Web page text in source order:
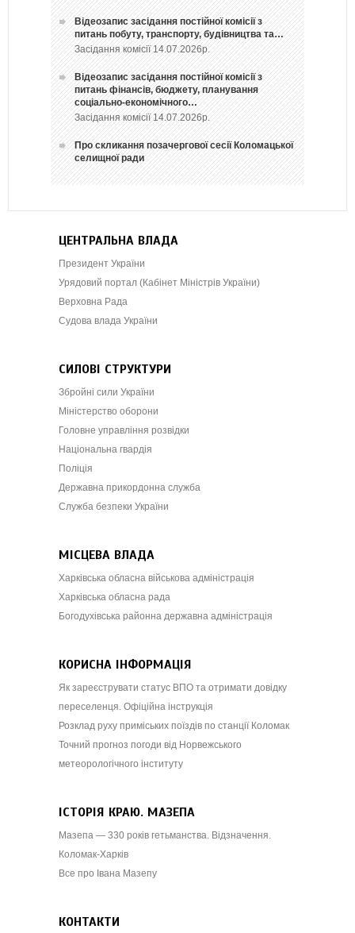
Відеозапис засідання постійної комісії з
питань побуту, транспорту, будівництва та…
Засідання комісії 14.07.2026р.
Відеозапис засідання постійної комісії з
питань фінансів, бюджету, планування
соціально-економічного…
Засідання комісії 14.07.2026р.
Про скликання позачергової сесії Коломацької
селищної ради
ЦЕНТРАЛЬНА ВЛАДА
Президент України
Урядовий портал (Кабінет Міністрів України)
Верховна Рада
Судова влада України
СИЛОВІ СТРУКТУРИ
Збройні сили України
Міністерство оборони
Головне управління розвідки
Національна гвардія
Поліція
Державна прикордонна служба
Служба безпеки України
МІСЦЕВА ВЛАДА
Харківська обласна військова адміністрація
Харківська обласна рада
Богодухівська районна державна адміністрація
КОРИСНА ІНФОРМАЦІЯ
Як зареєструвати статус ВПО та отримати довідку
переселенця. Офіційна інструкція
Розклад руху приміських поїздів по станції Коломак
Точний прогноз погоди від Норвежського
метеорологічного інституту
ІСТОРІЯ КРАЮ. МАЗЕПА
Мазепа — 330 років гетьманства. Відзначення.
Коломак-Харків
Все про Івана Мазепу
КОНТАКТИ